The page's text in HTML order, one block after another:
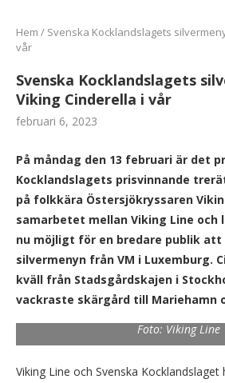
Hem / Svenska Kocklandslagets
vår
Svenska Kocklandslagets
Viking Cinderella i vår
februari 6, 2023
På måndag den 13 februari är det
Kocklandslagets prisvinnande
på folkkära Östersjökryssaren
samarbetet mellan Viking Line och
nu möjligt för en bredare publik att
silvermenyn från VM i Luxemburg.
kväll från Stadsgårdskajen i
vackraste skärgård till Mariehamn
Foto: Viking Line
Viking Line och Svenska